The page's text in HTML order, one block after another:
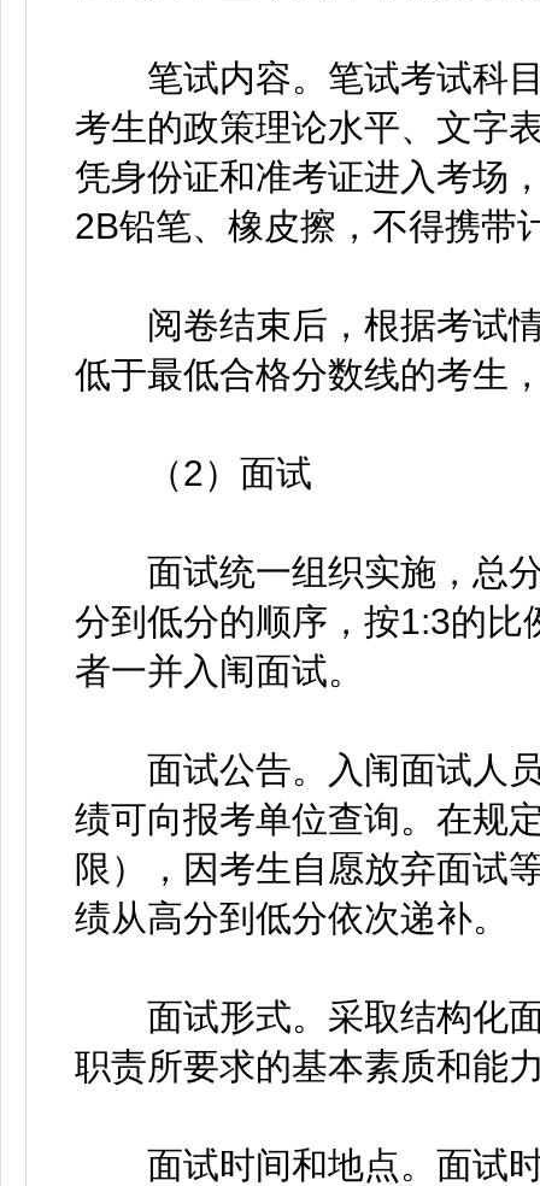
笔试内容。笔试考试科目
考生的政策理论水平、文字
凭身份证和准考证进入考场
2B铅笔、橡皮擦，不得携带
阅卷结束后，根据考试情
低于最低合格分数线的考生
（2）面试
面试统一组织实施，总分
分到低分的顺序，按1:3的
者一并入闱面试。
面试公告。入闱面试人员
绩可向报考单位查询。在规
限），因考生自愿放弃面试
绩从高分到低分依次递补。
面试形式。采取结构化面
职责所要求的基本素质和能
面试时间和地点。面试时